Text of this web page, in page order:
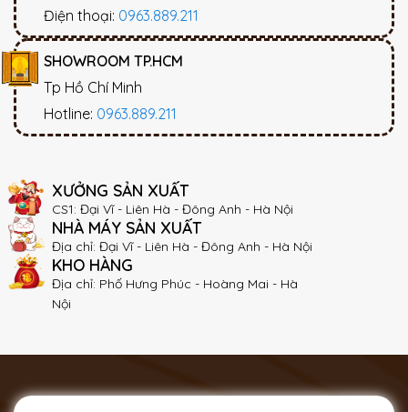
Điện thoại: 0963.889.211
SHOWROOM TP.HCM
Tp Hồ Chí Minh
Hotline: 0963.889.211
XƯỞNG SẢN XUẤT
CS1: Đại Vĩ - Liên Hà - Đông Anh - Hà Nội
NHÀ MÁY SẢN XUẤT
Địa chỉ: Đại Vĩ - Liên Hà - Đông Anh - Hà Nội
KHO HÀNG
Địa chỉ: Phố Hưng Phúc - Hoàng Mai - Hà
Nội